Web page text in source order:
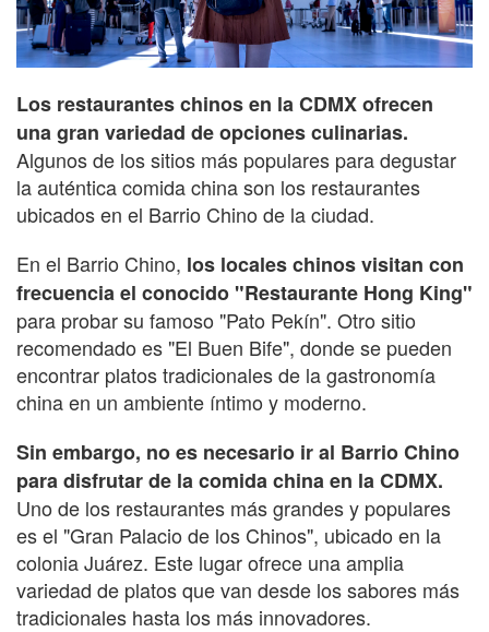
Los restaurantes chinos en la CDMX ofrecen
una gran variedad de opciones culinarias.
Algunos de los sitios más populares para degustar
la auténtica comida china son los restaurantes
ubicados en el Barrio Chino de la ciudad.
En el Barrio Chino, los locales chinos visitan con
frecuencia el conocido "Restaurante Hong King"
para probar su famoso "Pato Pekín". Otro sitio
recomendado es "El Buen Bife", donde se pueden
encontrar platos tradicionales de la gastronomía
china en un ambiente íntimo y moderno.
Sin embargo, no es necesario ir al Barrio Chino
para disfrutar de la comida china en la CDMX.
Uno de los restaurantes más grandes y populares
es el "Gran Palacio de los Chinos", ubicado en la
colonia Juárez. Este lugar ofrece una amplia
variedad de platos que van desde los sabores más
tradicionales hasta los más innovadores.